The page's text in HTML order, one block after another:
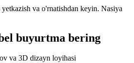
va o'rnatishdan keyin. Nasiya
buyurtma bering
va 3D dizayn loyihasi